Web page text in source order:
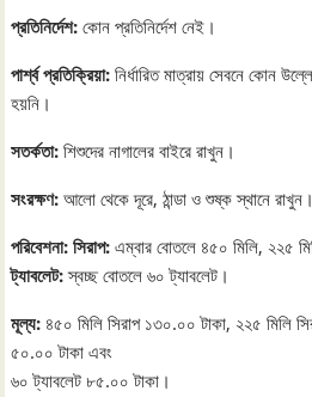
প্রতিনির্দেশ: কোন প্রতিনির্দেশ নেই।
পার্শ্ব প্রতিক্রিয়া: নির্ধারিত মাত্রায় সেবনে কোন
হয়নি।
সতর্কতা: শিশুদের নাগালের বাইরে রাখুন।
সংরক্ষণ: আলো থেকে দূরে, ঠান্ডা ও শুষ্ক স্থানে রাখুন।
পরিবেশনা: সিরাপ: এম্বার বোতলে ৪৫০ মিলি, ২২৫
ট্যাবলেট:স্বচ্ছ বোতলে ৬০ ট্যাবলেট।
মূল্য: ৪৫০ মিলি সিরাপ ১৩০.০০ টাকা, ২২৫ মিলি
৫০.০০ টাকা এবং
৬০ ট্যাবলেট ৮৫.০০ টাকা।